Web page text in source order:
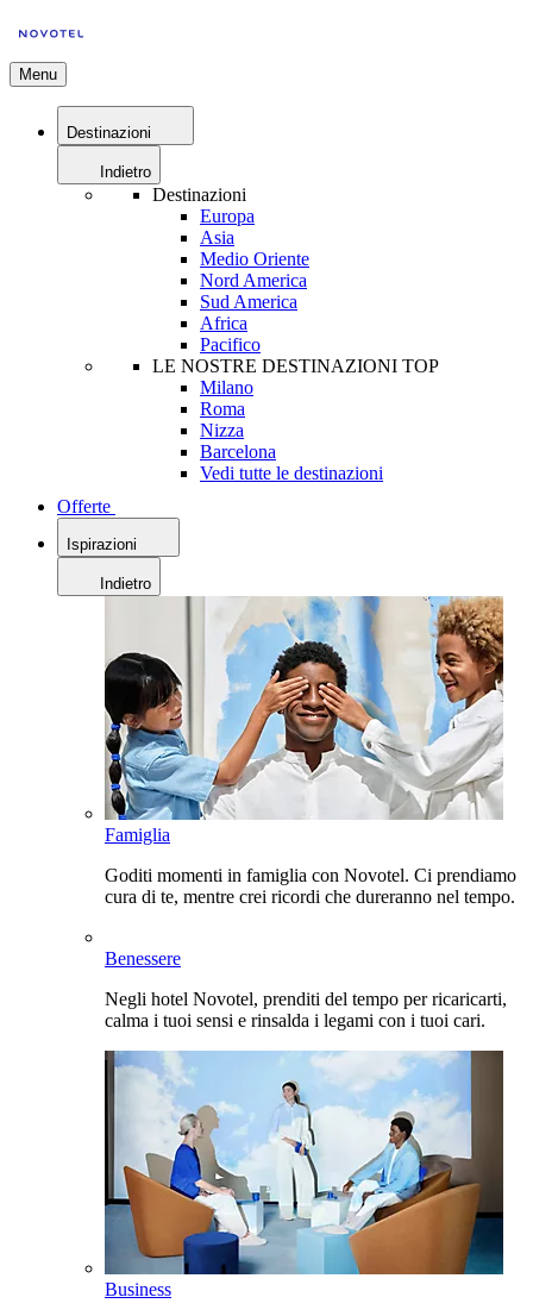
Menu
Destinazioni
Indietro
Destinazioni
Europa
Asia
Medio Oriente
Nord America
Sud America
Africa
Pacifico
LE NOSTRE DESTINAZIONI TOP
Milano
Roma
Nizza
Barcelona
Vedi tutte le destinazioni
Offerte
Ispirazioni
Indietro
Famiglia
Goditi momenti in famiglia con Novotel. Ci prendiamo
cura di te, mentre crei ricordi che dureranno nel tempo.
Benessere
Negli hotel Novotel, prenditi del tempo per ricaricarti,
calma i tuoi sensi e rinsalda i legami con i tuoi cari.
Business